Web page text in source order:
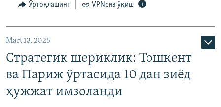
Ўртоқлашинг VPNсиз ўқиш
Mart 13, 2025
Стратегик шериклик: Тошкент
ва Париж ўртасида 10 дан зиёд
ҳужжат имзоланди